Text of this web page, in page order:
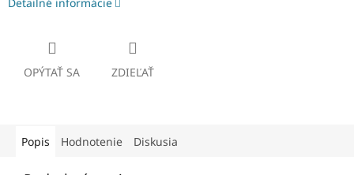
Detailné informácie
OPÝTAŤ SA ZDIEĽAŤ
Popis Hodnotenie Diskusia